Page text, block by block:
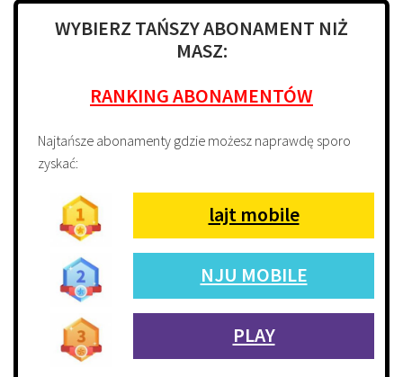
WYBIERZ TAŃSZY ABONAMENT NIŻ
MASZ:
RANKING ABONAMENTÓW
Najtańsze abonamenty gdzie możesz naprawdę sporo
zyskać:
lajt mobile
NJU MOBILE
PLAY